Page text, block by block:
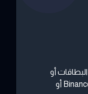
أو
تطبيقات مثل Apple Pay أو Binance Pay أو